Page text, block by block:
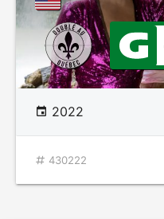
2022
430222